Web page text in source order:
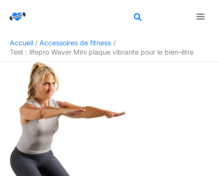
Accueil
Accessoires de fitness
Test : lifepro Waver Mini plaque vibrante pour le bien-être